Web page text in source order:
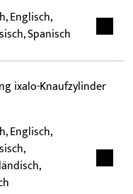
Englisch,
Spanisch
ixalo-Knaufzylinder
Englisch,